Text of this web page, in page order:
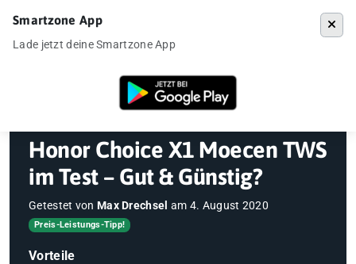
»Honor Choice X1 Moecen TWS im Test – Gut &
Honor Choice X1 Moecen TWS
im Test – Gut & Günstig?
Getestet von Max Drechsel am 4. August 2020
Preis-Leistungs-Tipp!
Vorteile
Smartzone App
Lade jetzt deine Smartzone App